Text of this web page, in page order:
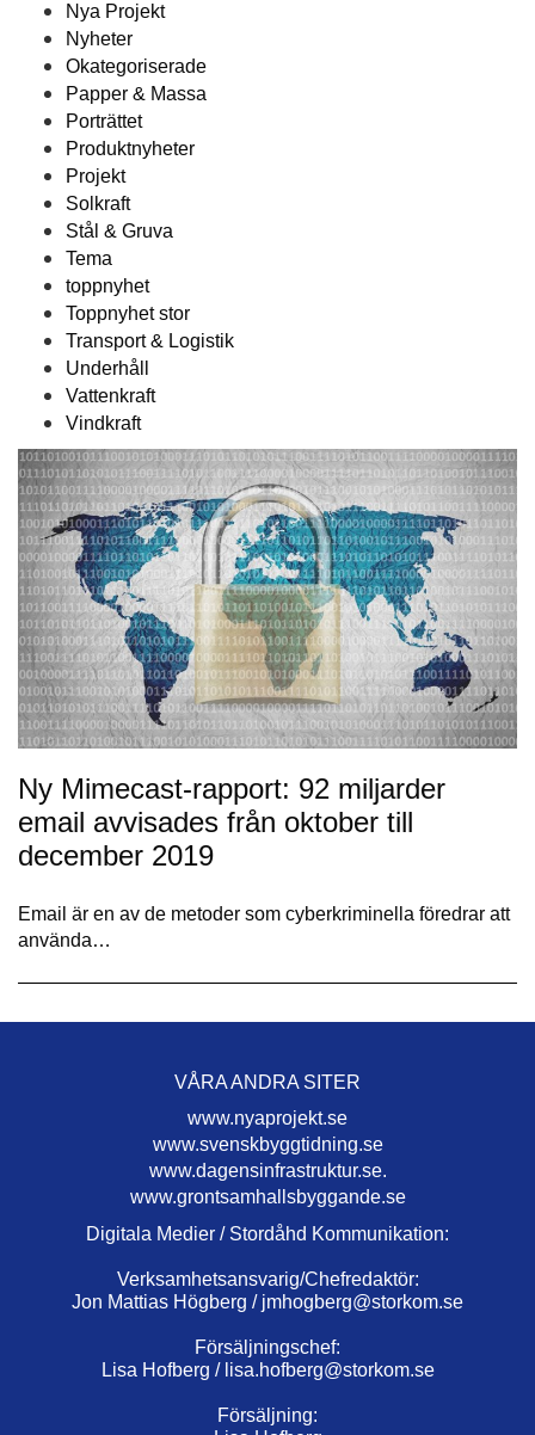
Nya Projekt
Nyheter
Okategoriserade
Papper & Massa
Porträttet
Produktnyheter
Projekt
Solkraft
Stål & Gruva
Tema
toppnyhet
Toppnyhet stor
Transport & Logistik
Underhåll
Vattenkraft
Vindkraft
Ny Mimecast-rapport: 92 miljarder
email avvisades från oktober till
december 2019
Email är en av de metoder som cyberkriminella föredrar att
använda…
VÅRA ANDRA SITER
www.nyaprojekt.se
www.svenskbyggtidning.se
www.dagensinfrastruktur.se.
www.grontsamhallsbyggande.se
Digitala Medier / Stordåhd Kommunikation:
Verksamhetsansvarig/Chefredaktör:
Jon Mattias Högberg / jmhogberg@storkom.se
Försäljningschef:
Lisa Hofberg / lisa.hofberg@storkom.se
Försäljning: